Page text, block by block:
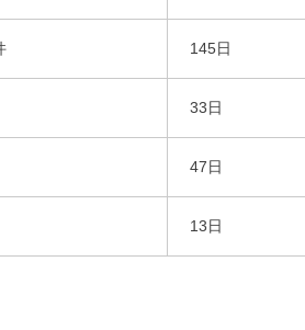
145日
33日
47日
13日